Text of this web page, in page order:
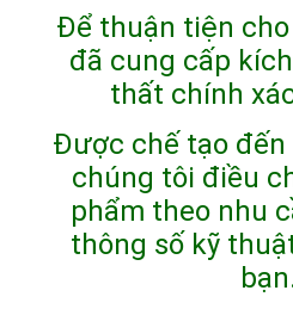
Video
Chương trình VR
Về chúng tôi
Tham quan nhà máy
Kiểm soát chất lượng
Để thuận tiện
đã cung cấp
thất chính
Được chế tạo đến
chúng tôi điều
phẩm theo nhu
thông số kỹ